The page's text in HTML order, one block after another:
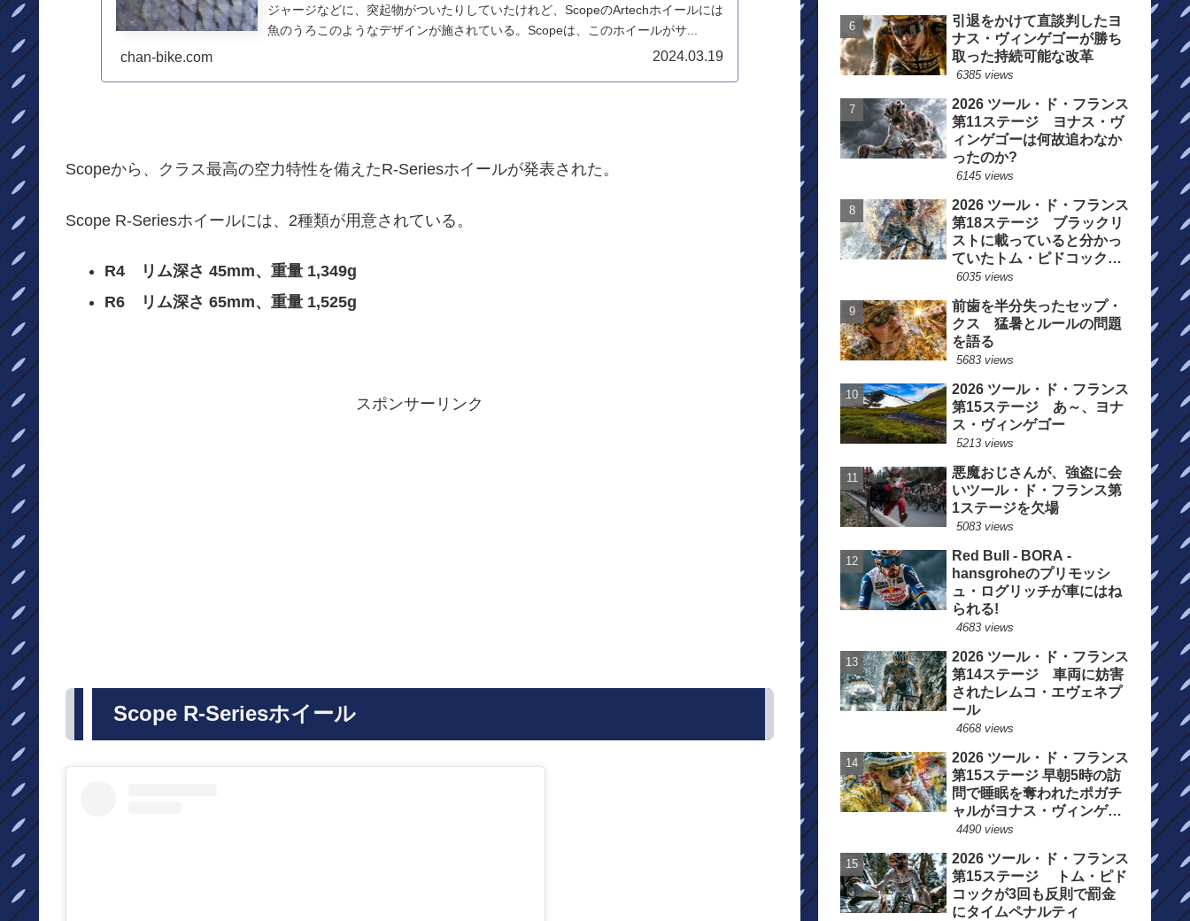
ジャージなどに、突起物がついたりしていたけれど、ScopeのArtechホイールには
魚のうろこのようなデザインが施されている。Scopeは、このホイールがサ...
chan-bike.com 2024.03.19
Scopeから、クラス最高の空力特性を備えたR-Seriesホイールが発表された。
Scope R-Seriesホイールには、2種類が用意されている。
R4 リム深さ 45mm、重量 1,349g
R6 リム深さ 65mm、重量 1,525g
スポンサーリンク
Scope R-Seriesホイール
引退をかけて直談判したヨ
ナス・ヴィンゲゴーが勝ち
取った持続可能な改革
6385 views
2026 ツール・ド・フランス
第11ステージ ヨナス・ヴ
ィンゲゴーは何故追わなか
ったのか?
6145 views
2026 ツール・ド・フランス
第18ステージ ブラックリ
ストに載っていると分かっ
ていたトム・ピドコックは
総合順位死守に
6035 views
前歯を半分失ったセップ・
クス 猛暑とルールの問題
を語る
5683 views
2026 ツール・ド・フランス
第15ステージ あ～、ヨナ
ス・ヴィンゲゴー
5213 views
悪魔おじさんが、強盗に会
いツール・ド・フランス第
1ステージを欠場
5083 views
Red Bull - BORA -
hansgroheのプリモッシ
ュ・ログリッチが車にはね
られる!
4683 views
2026 ツール・ド・フランス
第14ステージ 車両に妨害
されたレムコ・エヴェネプ
ール
4668 views
2026 ツール・ド・フランス
第15ステージ 早朝5時の訪
問で睡眠を奪われたポガチ
ャルがヨナス・ヴィンゲゴ
ーの離脱を惜しむ
4490 views
2026 ツール・ド・フランス
第15ステージ トム・ピド
コックが3回も反則で罰金
にタイムペナルティ